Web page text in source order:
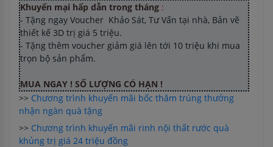
Khuyến mại hấp dẫn trong tháng :
- Tặng ngay Voucher Khảo Sát, Tư Vấn tại nhà, Bản vẽ
thiết kế 3D trị giá 5 triệu.
- Tặng thêm voucher giảm giá lên tới 10 triệu khi mua
trọn bộ sản phẩm.
MUA NGAY ! SỐ LƯỢNG CÓ HẠN !
>> Chương trình khuyến mãi bốc thăm trúng thưởng
nhận ngàn quà tặng
>> Chương trình khuyến mãi rinh nội thất rước quà
khủng trị giá 24 triệu đồng